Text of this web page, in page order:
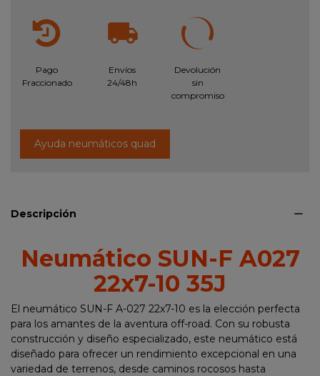
Pago
Fraccionado
Envíos
24/48h
Devolución
sin
compromiso
Ayuda neumáticos quad
Descripción
Neumático SUN-F A027
22x7-10 35J
El neumático SUN-F A-027 22x7-10 es la elección perfecta
para los amantes de la aventura off-road. Con su robusta
construcción y diseño especializado, este neumático está
diseñado para ofrecer un rendimiento excepcional en una
variedad de terrenos, desde caminos rocosos hasta